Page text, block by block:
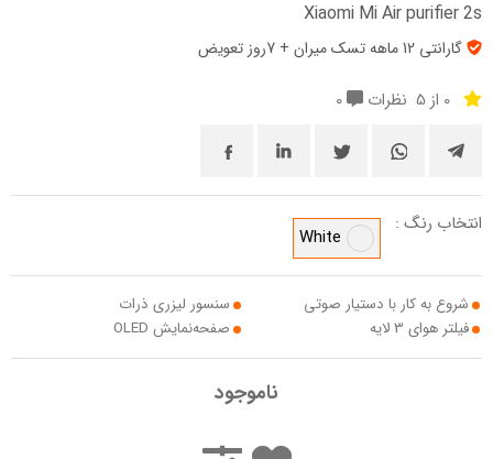
Xiaomi Mi Air purifier 2s
گارانتی 12 ماهه تسک میران + 7روز تعویض
0 از 5 نظرات
انتخاب رنگ :
White
شروع به کار با دستیار صوتی
فیلتر هوای 3 لایه
سنسور لیزری ذرات
صفحه‌نمایش OLED
ناموجود